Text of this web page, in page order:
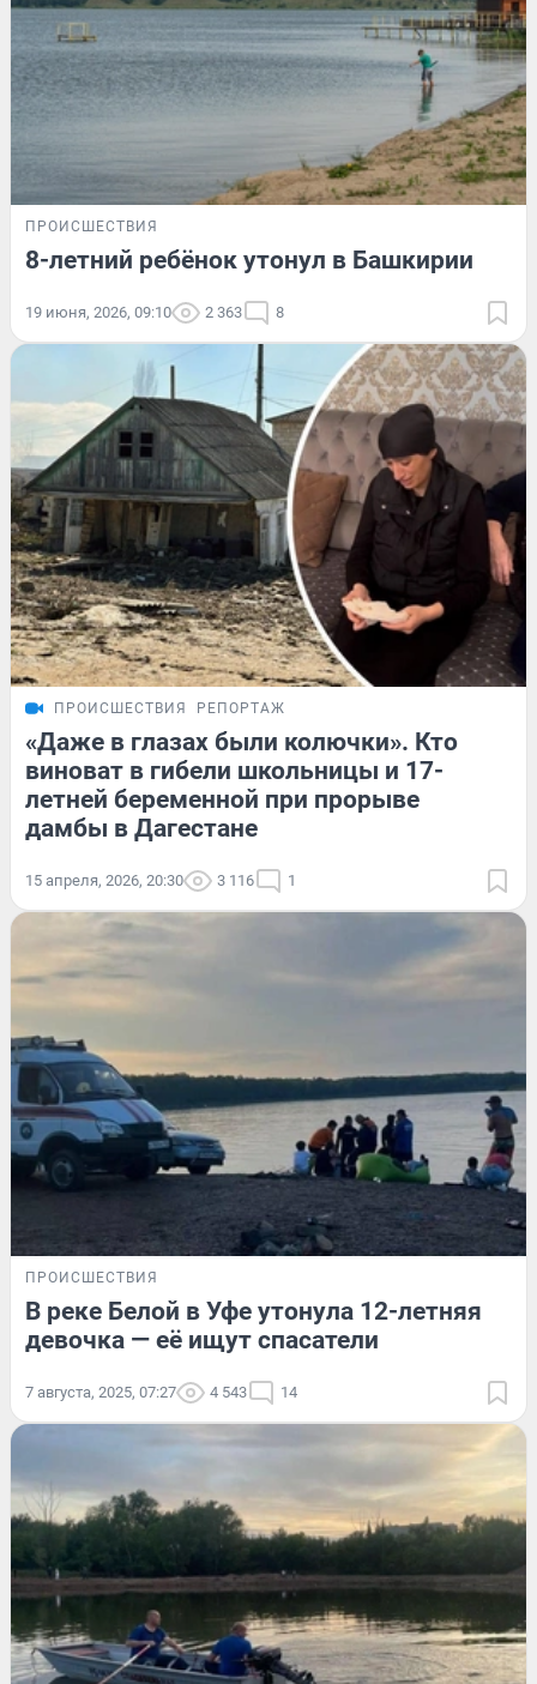
ПРОИСШЕСТВИЯ
8-летний ребёнок утонул в Башкирии
19 июня, 2026, 09:10 2 363 8
ПРОИСШЕСТВИЯ РЕПОРТАЖ
«Даже в глазах были колючки». Кто
виноват в гибели школьницы и 17-
летней беременной при прорыве
дамбы в Дагестане
15 апреля, 2026, 20:30 3 116 1
ПРОИСШЕСТВИЯ
В реке Белой в Уфе утонула 12-летняя
девочка — её ищут спасатели
7 августа, 2025, 07:27 4 543 14